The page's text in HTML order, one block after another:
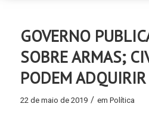
GOVERNO
SOBRE ARMAS;
PODEM
22 de maio de 2019 / em Política